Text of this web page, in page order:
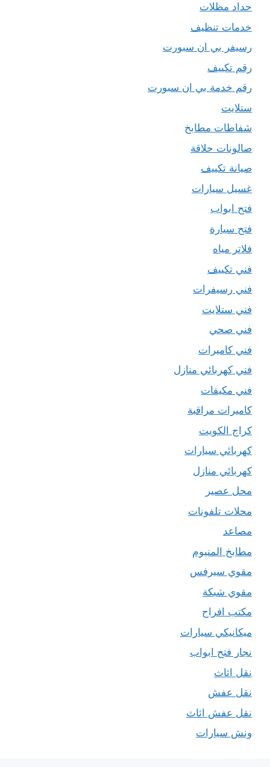
حداد مظلات
خدمات تنظيف
رسيفر بي ان سبورت
رقم تكييف
رقم خدمة بي ان سبورت
ستلايت
شفاطات مطابخ
صالونات حلاقة
صيانة تكييف
غسيل سيارات
فتح ابواب
فتح سيارة
فلاتر مياه
فني تكييف
فني رسيفرات
فني ستلايت
فني صحي
فني كاميرات
فني كهربائي منازل
فني مكيفات
كاميرات مراقبة
كراج الكويت
كهربائي سيارات
كهربائي منازل
محل عصير
محلات تلفونات
مصاعد
مطابخ المنيوم
مقوي سيرفس
مقوي شبكة
مكتب افراح
ميكانيكي سيارات
نجار فتح ابواب
نقل اثاث
نقل عفش
نقل عفش اثاث
ونش سيارات